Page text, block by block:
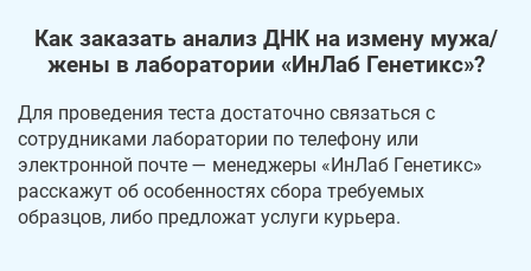
Как заказать анализ ДНК на измену мужа/
жены в лаборатории «ИнЛаб Генетикс»?
Для проведения теста достаточно связаться с
сотрудниками лаборатории по телефону или
электронной почте — менеджеры «ИнЛаб Генетикс»
расскажут об особенностях сбора требуемых
образцов, либо предложат услуги курьера.